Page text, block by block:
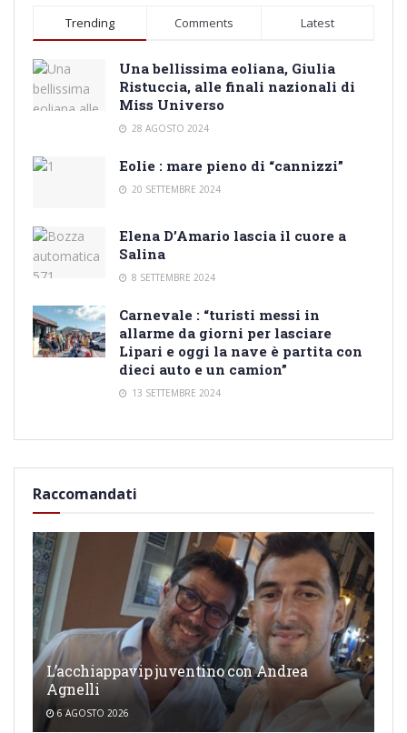
Trending Comments Latest
Una bellissima eoliana, Giulia
Ristuccia, alle finali nazionali di
Miss Universo
28 AGOSTO 2024
Eolie : mare pieno di “cannizzi”
20 SETTEMBRE 2024
Elena D’Amario lascia il cuore a
Salina
8 SETTEMBRE 2024
Carnevale : “turisti messi in
allarme da giorni per lasciare
Lipari e oggi la nave è partita con
dieci auto e un camion”
13 SETTEMBRE 2024
Raccomandati
L’acchiappavip juventino con Andrea
Agnelli
6 AGOSTO 2026